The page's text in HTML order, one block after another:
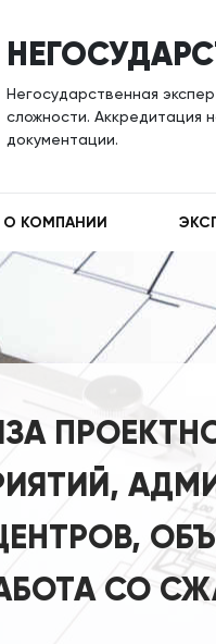
Негосударственная
сложности. Аккредитация
документации.
О КОМПАНИИ
СО